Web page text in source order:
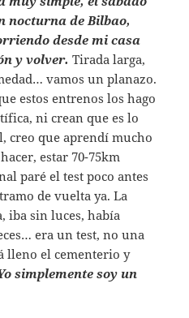
nocturna de Bilbao,
desde mi casa
y volver. Tirada larga,
vamos un planazo.
estos entrenos los hago
ni crean que es lo
creo que aprendí mucho
estar 70-75km
paré el test poco antes
de vuelta ya. La
iba sin luces, había
era un test, no una
lleno el cementerio y
simplemente soy un